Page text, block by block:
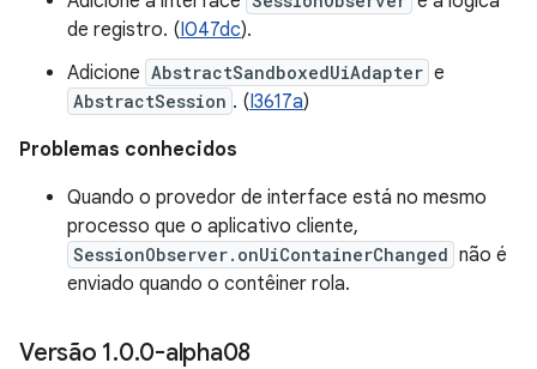
de registro. (I047dc).
Adicione AbstractSandboxedUiAdapter e
AbstractSession . (I3617a)
Problemas conhecidos
Quando o provedor de interface está no mesmo
processo que o aplicativo cliente,
SessionObserver.onUiContainerChanged não é
enviado quando o contêiner rola.
Versão 1.0.0-alpha08